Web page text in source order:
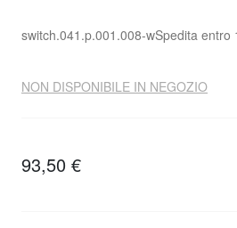
switch.041.p.001.008-wSpedita entro
NON DISPONIBILE IN NEGOZIO
93,50 €